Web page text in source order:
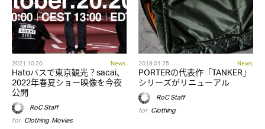
2021.10.20 News
Hatoバスで東京観光？sacai、
2022年春夏ショー映像を今夜
公開
RoC Staff
for Clothing,Movies
2019.01.25 News
PORTERの代表作「TANKER」
シリーズがリニューアル
RoC Staff
for Clothing